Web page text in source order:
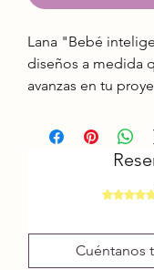
Lana "Bebé
diseños a medida
avanzas en tu
Antialérgico -
Composición:
Hebras: 4
Gramaje: 100
Metros: 350
Obtuvo
Cuéntanos